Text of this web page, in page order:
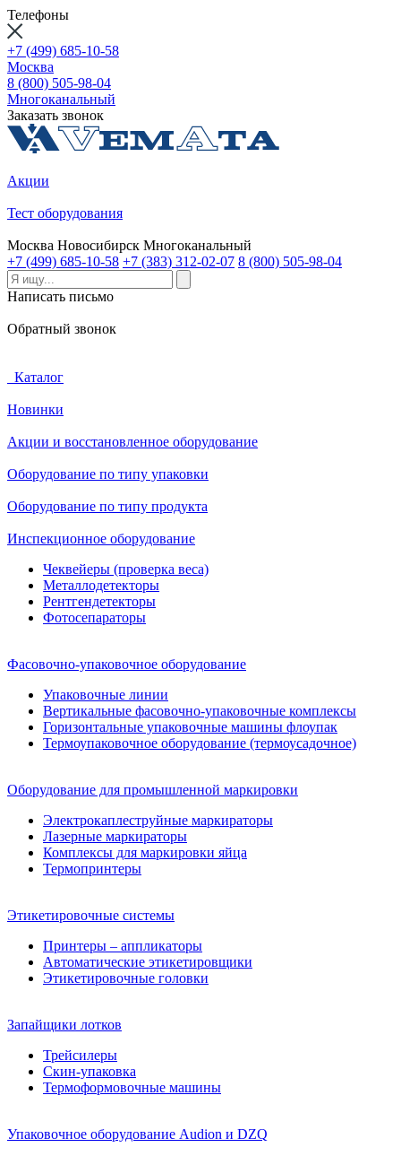
Телефоны
+7 (499) 685-10-58
Москва
8 (800) 505-98-04
Многоканальный
Заказать звонок
Акции
Тест оборудования
Москва Новосибирск Многоканальный
+7 (499) 685-10-58 +7 (383) 312-02-07 8 (800) 505-98-04
Написать письмо
Обратный звонок
Каталог
Новинки
Акции и восстановленное оборудование
Оборудование по типу упаковки
Оборудование по типу продукта
Инспекционное оборудование
Чеквейеры (проверка веса)
Металлодетекторы
Рентгендетекторы
Фотосепараторы
Фасовочно-упаковочное оборудование
Упаковочные линии
Вертикальные фасовочно-упаковочные комплексы
Горизонтальные упаковочные машины флоупак
Термоупаковочное оборудование (термоусадочное)
Оборудование для промышленной маркировки
Электрокаплеструйные маркираторы
Лазерные маркираторы
Комплексы для маркировки яйца
Термопринтеры
Этикетировочные системы
Принтеры – аппликаторы
Автоматические этикетировщики
Этикетировочные головки
Запайщики лотков
Трейсилеры
Скин-упаковка
Термоформовочные машины
Упаковочное оборудование Audion и DZQ